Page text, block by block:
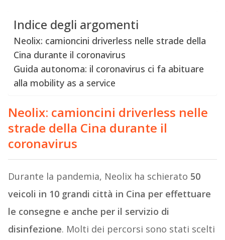
Indice degli argomenti
Neolix: camioncini driverless nelle strade della
Cina durante il coronavirus
Guida autonoma: il coronavirus ci fa abituare
alla mobility as a service
Neolix: camioncini driverless nelle
strade della Cina durante il
coronavirus
Durante la pandemia, Neolix ha schierato 50
veicoli in 10 grandi città in Cina per effettuare
le consegne e anche per il servizio di
disinfezione. Molti dei percorsi sono stati scelti